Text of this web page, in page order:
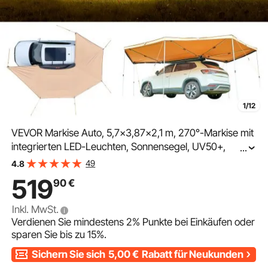
1/12
VEVOR Markise Auto, 5,7x3,87x2,1 m, 270°-Markise mit
integrierten LED-Leuchten, Sonnensegel, UV50+,
freistehende Allwetter-Automarkise, Sonnenunterkunft
...
4.8 49
51990€
Inkl. MwSt.
Verdienen Sie mindestens2% Punkte bei Einkäufen oder
sparen Sie bis zu15%.
Sichern Sie sich 5,00€ Rabatt für Neukunden